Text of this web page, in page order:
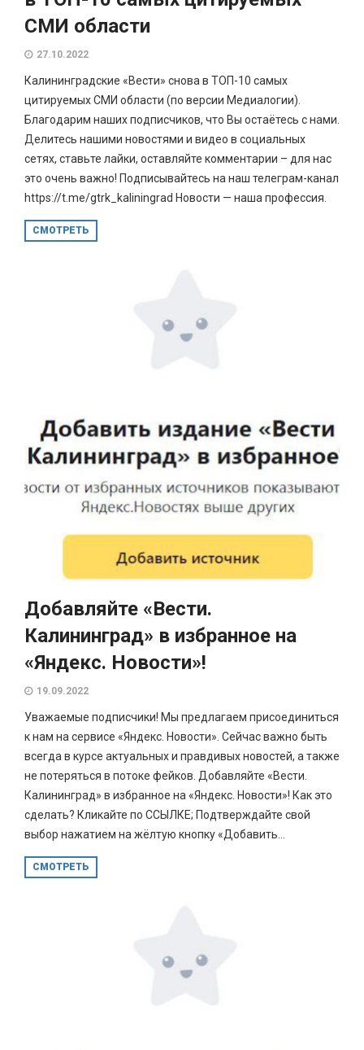
СМИ области
27.10.2022
Калининградские «Вести» снова в ТОП-10 самых
цитируемых СМИ области (по версии Медиалогии).
Благодарим наших подписчиков, что Вы остаётесь с нами.
Делитесь нашими новостями и видео в социальных
сетях, ставьте лайки, оставляйте комментарии – для нас
это очень важно! Подписывайтесь на наш телеграм-канал
https://t.me/gtrk_kaliningrad Новости — наша профессия.
СМОТРЕТЬ
Добавляйте «Вести.
Калининград» в избранное на
«Яндекс. Новости»!
19.09.2022
Уважаемые подписчики! Мы предлагаем присоединиться
к нам на сервисе «Яндекс. Новости». Сейчас важно быть
всегда в курсе актуальных и правдивых новостей, а также
не потеряться в потоке фейков. Добавляйте «Вести.
Калининград» в избранное на «Яндекс. Новости»! Как это
сделать? Кликайте по ССЫЛКЕ; Подтверждайте свой
выбор нажатием на жёлтую кнопку «Добавить...
СМОТРЕТЬ